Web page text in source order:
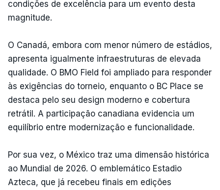
condições de excelência para um evento desta
magnitude.
O Canadá, embora com menor número de estádios,
apresenta igualmente infraestruturas de elevada
qualidade. O BMO Field foi ampliado para responder
às exigências do torneio, enquanto o BC Place se
destaca pelo seu design moderno e cobertura
retrátil. A participação canadiana evidencia um
equilíbrio entre modernização e funcionalidade.
Por sua vez, o México traz uma dimensão histórica
ao Mundial de 2026. O emblemático Estadio
Azteca, que já recebeu finais em edições